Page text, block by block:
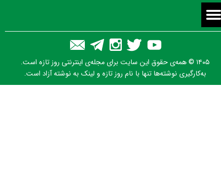
۱۴۰۵ © همه‌ی حقوق این سایت برای مجله‌ی اینترنتی روز تازه است.
به‌کارگیری نوشته‌ها تنها با نام روز تازه و لینک به نوشته آزاد است.